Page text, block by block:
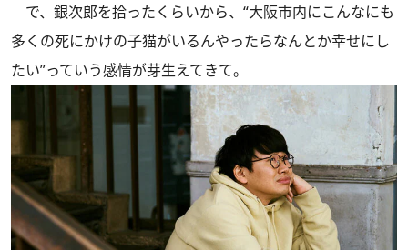
で、銀次郎を拾ったくらいから、“大阪市内にこんなにも
多くの死にかけの子猫がいるんやったらなんとか幸せにし
たい”っていう感情が芽生えてきて。